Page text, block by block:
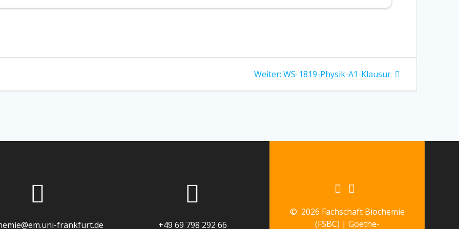
Weiter: Nächster
WS-1819-Physik-A1-Klausur
frankfurt.de +49 69 798 292 66
© 2026 Fachschaft Biochemie
(FSBC) | Goethe-